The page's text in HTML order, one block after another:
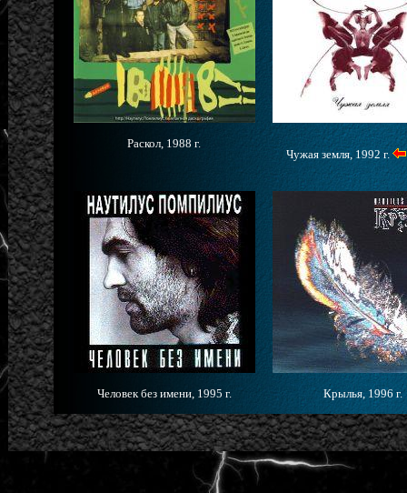
Раскол, 1988 г.
Чужая земля, 1992 г.
Человек без имени, 1995 г. Крылья, 1996 г.